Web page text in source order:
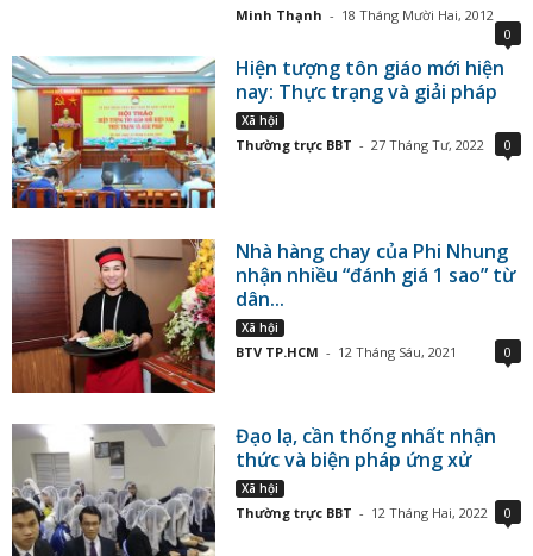
Minh Thạnh - 18 Tháng Mười Hai, 2012
0
Hiện tượng tôn giáo mới hiện
nay: Thực trạng và giải pháp
Xã hội
Thường trực BBT - 27 Tháng Tư, 2022 0
Nhà hàng chay của Phi Nhung
nhận nhiều “đánh giá 1 sao” từ
dân...
Xã hội
BTV TP.HCM - 12 Tháng Sáu, 2021 0
Đạo lạ, cần thống nhất nhận
thức và biện pháp ứng xử
Xã hội
Thường trực BBT - 12 Tháng Hai, 2022 0